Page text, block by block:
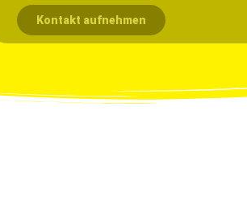
Kontakt aufnehmen